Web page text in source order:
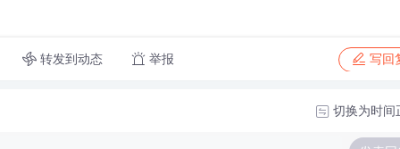
转发到动态 举报 写回
切换为时间